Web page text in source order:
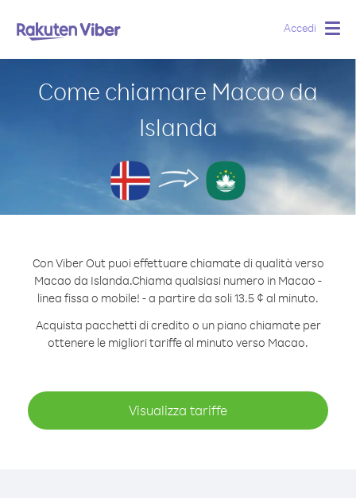
Accedi
Come chiamare Macao da
Islanda
Con Viber Out puoi effettuare chiamate di qualità verso
Macao da Islanda.Chiama qualsiasi numero in Macao -
linea fissa o mobile! - a partire da soli 13.5 ¢ al minuto.
Acquista pacchetti di credito o un piano chiamate per
ottenere le migliori tariffe al minuto verso Macao.
Visualizza tariffe